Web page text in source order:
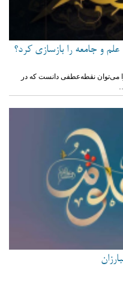
و جامعه را بازسازی کرد؟
می‌توان نقطه‌عطفی دانست که در